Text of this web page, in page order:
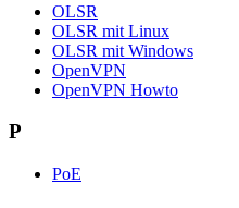
OLSR
OLSR mit Linux
OLSR mit Windows
OpenVPN
OpenVPN Howto
P
PoE